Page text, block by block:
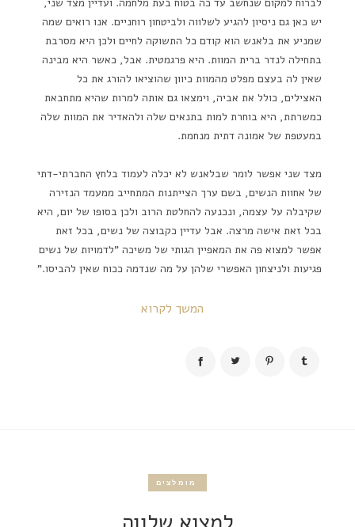
יש כאן גם ניסיון להגיע לשלווה ולביטחון רוחניים. אנו רואים שמה
שמניע את בלאנש הוא קודם כל התשוקה לחיים ולכן היא מסרבת
בתחילה לנדר ברית המוות. היא פרגמטית. אבל, כאשר היא מבינה
שאין לה בעצם מפלט מהמוות כיוון שהוציאו להורג את כל
האצילים, כולל את אביה, וימצאו גם אותה למרות שהיא מתחבאת
כמשרתת, היא בוחרת למות בתנאים שלה ולהאדיר את המוות שלה
במעטפת של אמונה דתית מנחמת.
מצד שני אפשר לומר שבלאנש לא יכלה לעמוד בלחץ החברתי-דתי
של אחוות הנשים, בשם ערך הצייתנות המתחייב ממעמד הנזירה
שקיבלה על עצמה, ונכנעה להחלטת הרוב ולכן בסופו של יום, היא
בכל זאת אישה מרצה. אבל עדיין כקבוצה של נשים, בכל זאת
אפשר למצוא פה את המאפיין הגותי של משיכה "לדמויות של נשים
פגיעות ולניצחון האפשרי שלהן על מה שנדמה ככוח שאין להביסו."
המשך לקרוא
מומלצים